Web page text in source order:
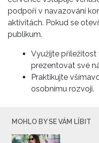
podpoří v navazování
aktivitách. Pokud se
publikum.
Využijte
prezentovat své
Praktikujte
osobnímu rozvoji.
MOHLO BY SE VÁM LÍBIT